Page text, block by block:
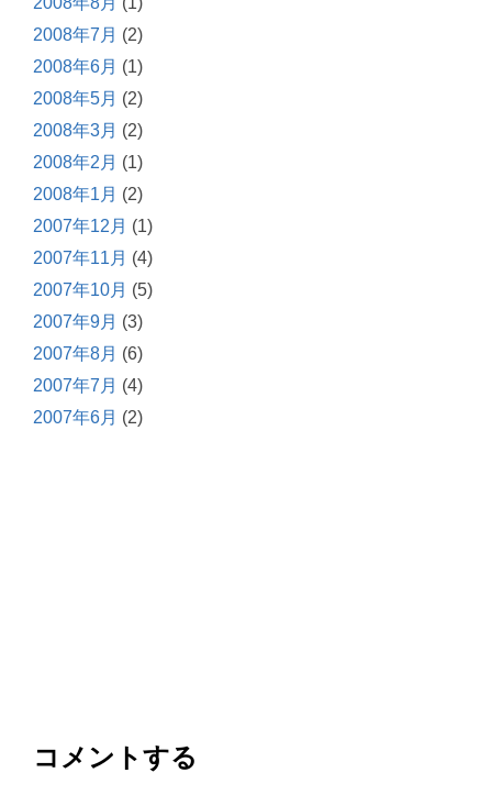
2008年7月 (2)
2008年6月 (1)
2008年5月 (2)
2008年3月 (2)
2008年2月 (1)
2008年1月 (2)
2007年12月 (1)
2007年11月 (4)
2007年10月 (5)
2007年9月 (3)
2007年8月 (6)
2007年7月 (4)
2007年6月 (2)
コメントする